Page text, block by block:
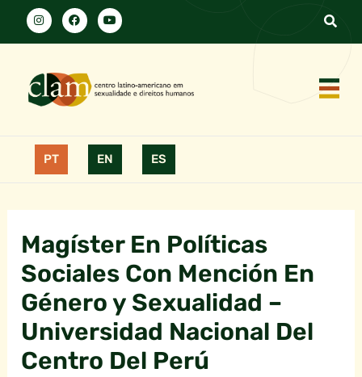
PT EN ES
Magíster En Políticas
Sociales Con Mención En
Género y Sexualidad –
Universidad Nacional Del
Centro Del Perú